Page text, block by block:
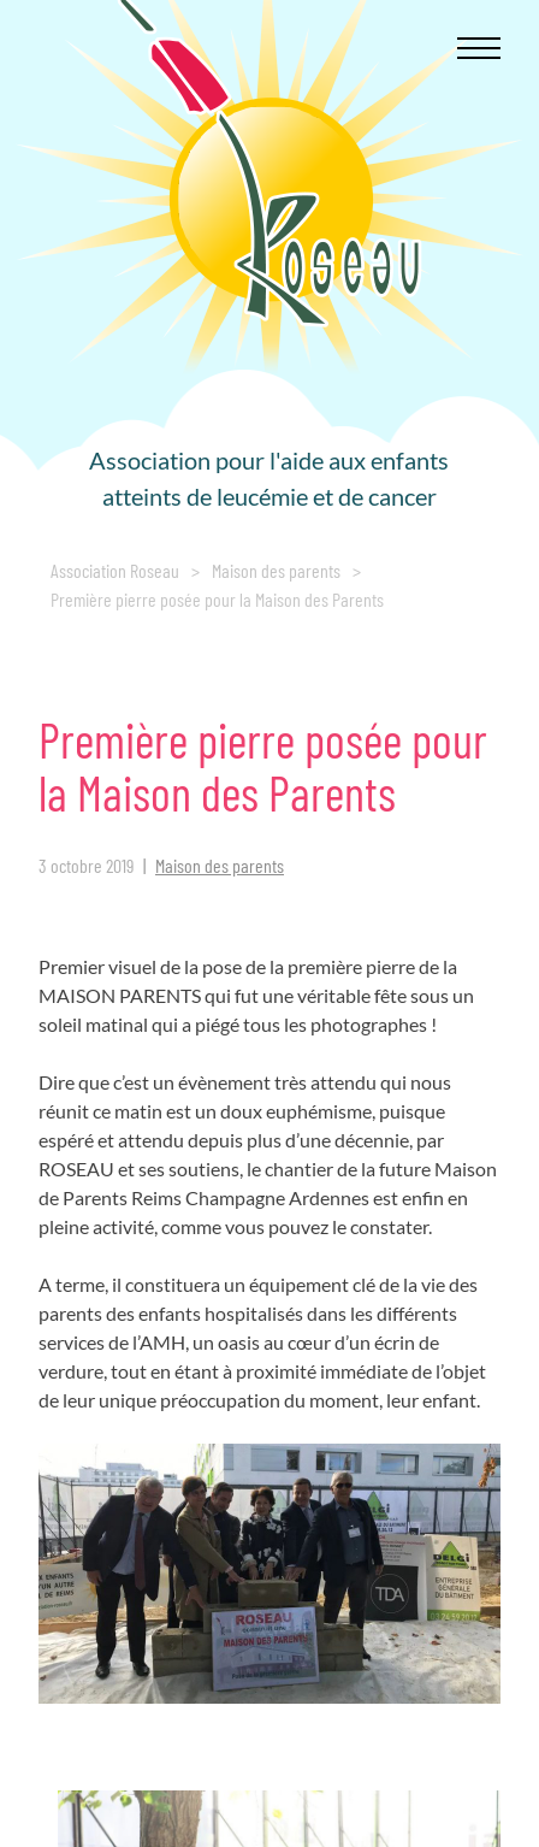
Association pour l'aide aux enfants
atteints de leucémie et de cancer
Association Roseau > Maison des parents >
Première pierre posée pour la Maison des Parents
Première pierre posée pour
la Maison des Parents
3 octobre 2019 Maison des parents
Premier visuel de la pose de la première pierre de la
MAISON PARENTS qui fut une véritable fête sous un
soleil matinal qui a piégé tous les photographes !
Dire que c’est un évènement très attendu qui nous
réunit ce matin est un doux euphémisme, puisque
espéré et attendu depuis plus d’une décennie, par
ROSEAU et ses soutiens, le chantier de la future Maison
de Parents Reims Champagne Ardennes est enfin en
pleine activité, comme vous pouvez le constater.
A terme, il constituera un équipement clé de la vie des
parents des enfants hospitalisés dans les différents
services de l’AMH, un oasis au cœur d’un écrin de
verdure, tout en étant à proximité immédiate de l’objet
de leur unique préoccupation du moment, leur enfant.